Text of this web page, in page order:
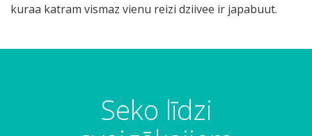
kuraa katram vismaz vienu reizi dziivee ir japabuut.
Seko līdzi